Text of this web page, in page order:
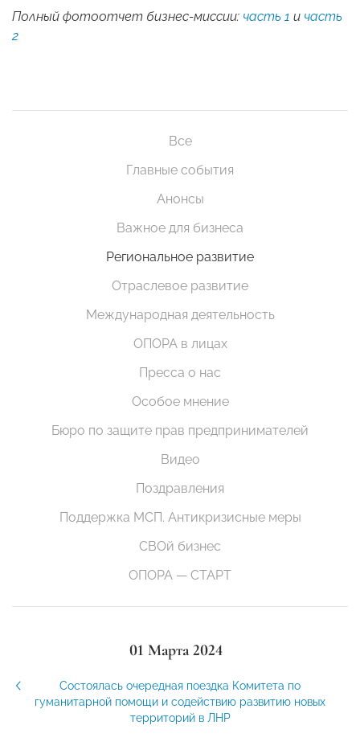
Полный фотоотчет бизнес-миссии: часть 1 и часть
2
Все
Главные события
Анонсы
Важное для бизнеса
Региональное развитие
Отраслевое развитие
Международная деятельность
ОПОРА в лицах
Пресса о нас
Особое мнение
Бюро по защите прав предпринимателей
Видео
Поздравления
Поддержка МСП. Антикризисные меры
СВОй бизнес
ОПОРА — СТАРТ
01 Марта 2024
Состоялась очередная поездка Комитета по
гуманитарной помощи и содействию развитию новых
территорий в ЛНР